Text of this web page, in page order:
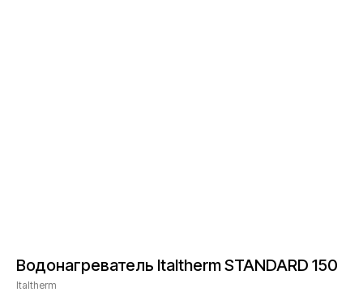
Водонагреватель Italtherm STANDARD 150
Italtherm